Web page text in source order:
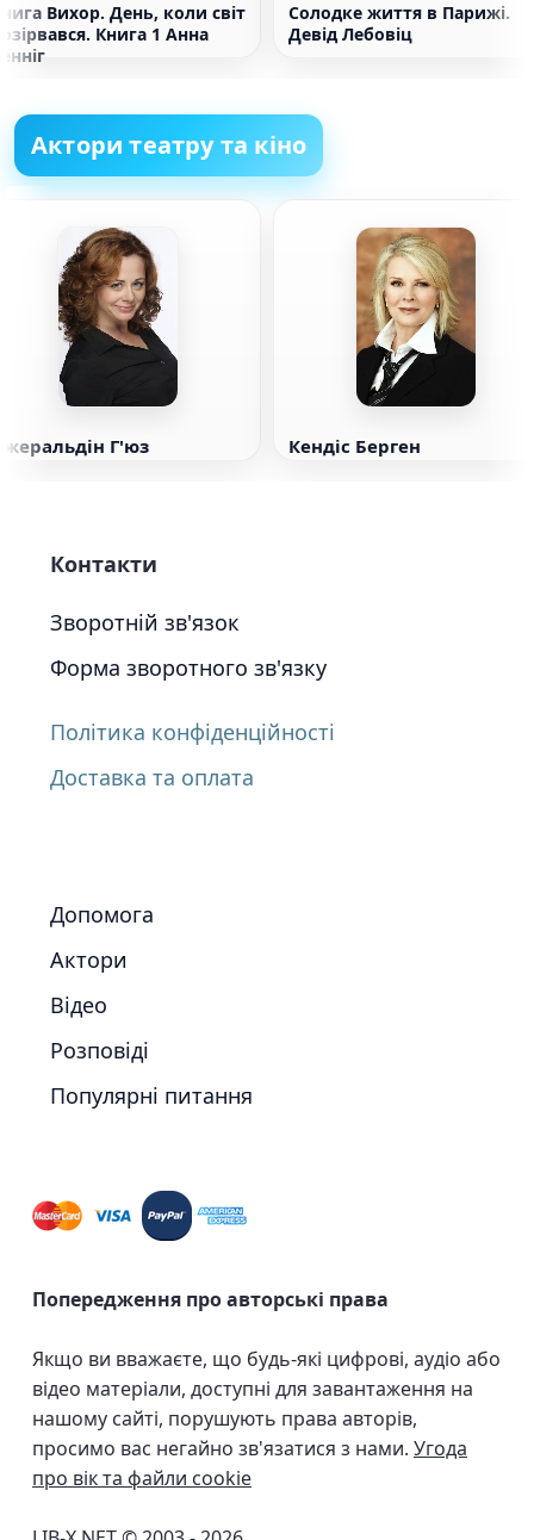
Вихор. День, коли світ
Книга 1 Анна
Солодке життя в Парижі.
Девід Лебовіц
Актори театру та кіно
Г'юз Кендіс Берген
Контакти
Зворотній зв'язок
Форма зворотного зв'язку
Політика конфіденційності
Доставка та оплата
Допомога
Актори
Відео
Розповіді
Популярні питання
Попередження про авторські права
Якщо ви вважаєте, що будь-які цифрові, аудіо або
відео матеріали, доступні для завантаження на
нашому сайті, порушують права авторів,
просимо вас негайно зв'язатися з нами. Угода
про вік та файли cookie